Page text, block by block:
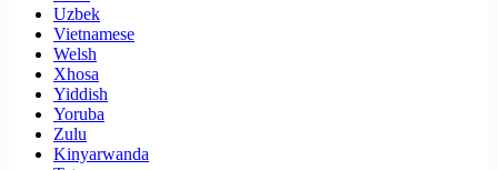
Uzbek
Vietnamese
Welsh
Xhosa
Yiddish
Yoruba
Zulu
Kinyarwanda